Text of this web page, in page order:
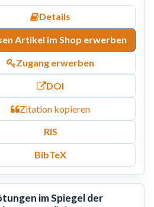
Details
Artikel im Shop erwerben
Zugang erwerben
DOI
Zitation kopieren
RIS
BibTeX
im Spiegel der